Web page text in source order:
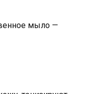
мыло —